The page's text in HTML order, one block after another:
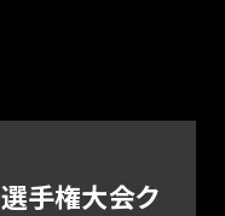
手権大会ク